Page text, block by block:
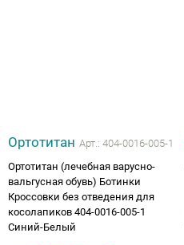
Ортотитан Арт.: 404-0016-005-1
Ортотитан (лечебная варусно-
вальгусная обувь) Ботинки
Кроссовки без отведения для
косолапиков 404-0016-005-1
Синий-Белый